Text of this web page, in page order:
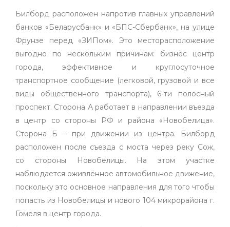
Билборд расположен напротив главных управлений
банков «Беларусбанк» и «БПС-Сбербанк», на улице
Фрунзе перед «ЗИПом». Это месторасположение
выгодно по нескольким причинам: бизнес центр
города, эффективное и круглосуточное
транспортное сообщение (легковой, грузовой и все
виды общественного транспорта), 6-ти полосный
проспект. Сторона А работает в направлении въезда
в центр со стороны РФ и района «Новобелица».
Сторона Б – при движении из центра. Билборд
расположен после съезда с моста через реку Сож,
со стороны Новобелицы. На этом участке
наблюдается оживлённое автомобильное движение,
поскольку это основное направления для того чтобы
попасть из Новобелицы и нового 104 микрорайона г.
Гомеля в центр города.